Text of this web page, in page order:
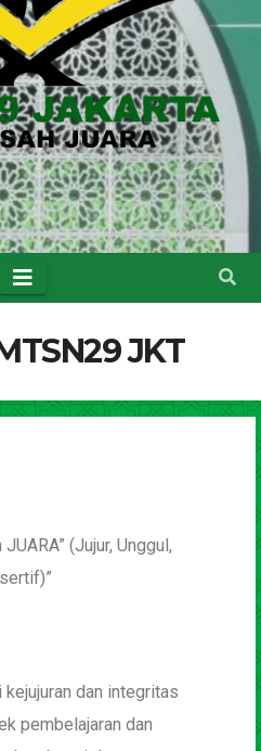
JKT
(Jujur, Unggul,
kejujuran dan integritas
pembelajaran dan